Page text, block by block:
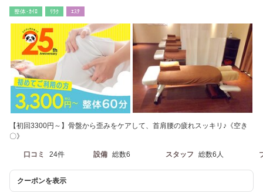
整体･ｶｲﾛ ﾘﾗｸ ｴｽﾃ
【初回3300円～】骨盤から歪みをケアして、首肩腰の疲れスッキリ♪《空き
〇》
口コミ 24件 設備 総数6 スタッフ 総数6人
クーポンを表示